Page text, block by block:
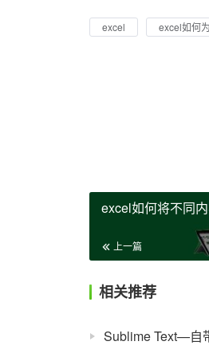
excel excel如何
excel如何将不同
上一篇
相关推荐
Sublime Text—自